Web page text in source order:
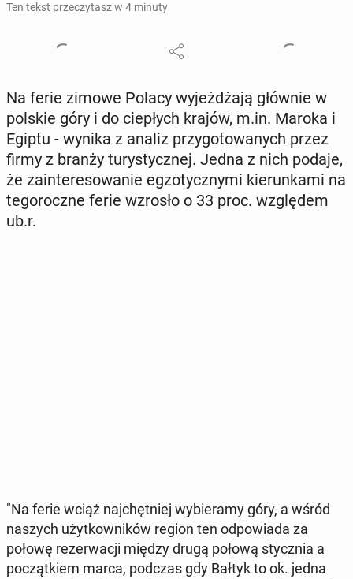
Ten tekst przeczytasz w 4 minuty
Na ferie zimowe Polacy wy­jeż­dża­ją głównie w
polskie góry i do cie­płych krajów, m.in. Maroka i
Egiptu - wynika z analiz przy­go­to­wa­nych przez
firmy z branży tu­ry­stycz­nej. Jedna z nich podaje,
że za­in­te­re­so­wa­nie eg­zo­tycz­ny­mi kie­run­ka­mi na
te­go­rocz­ne ferie wzrosło o 33 proc. wzglę­dem
ub.r.
"Na ferie wciąż naj­chęt­niej wy­bie­ra­my góry, a wśród
naszych użyt­kow­ni­ków region ten od­po­wia­da za
połowę re­zer­wa­cji między drugą połową stycz­nia a
po­cząt­kiem marca, podczas gdy Bałtyk to ok. jedna